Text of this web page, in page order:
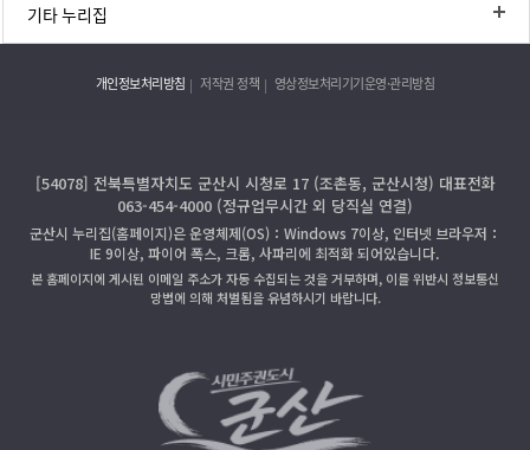
기타 누리집
개인정보처리방침 저작권 정책 영상정보처리기기운영·관리방침
[54078] 전북특별자치도 군산시 시청로 17 (조촌동, 군산시청) 대표전화
063-454-4000 (정규업무시간 외 당직실 연결)
군산시 누리집(홈페이지)은 운영체제(OS)：Windows 7이상, 인터넷 브라우저：
IE 9이상, 파이어 폭스, 크롬, 사파리에 최적화 되어있습니다.
본 홈페이지에 게시된 이메일 주소가 자동 수집되는 것을 거부하며, 이를 위반시 정보통신
망법에 의해 처벌됨을 유념하시기 바랍니다.